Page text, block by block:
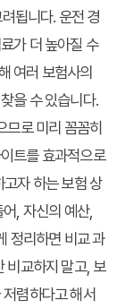
됩니다. 운전 경
가 더 높아질 수
여러 보험사의
을 수 있습니다.
므로 미리 꼼꼼히
트를 효과적으로
자 하는 보험 상
, 자신의 예산,
정리하면 비교 과
비교하지 말고, 보
렴하다고 해서